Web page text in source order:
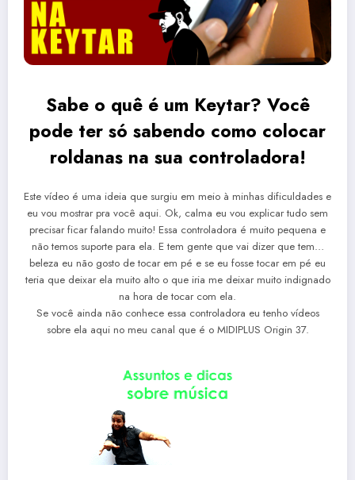
Sabe o quê é um Keytar? Você
pode ter só sabendo como colocar
roldanas na sua controladora!
Este vídeo é uma ideia que surgiu em meio à minhas dificuldades e
eu vou mostrar pra você aqui. Ok, calma eu vou explicar tudo sem
precisar ficar falando muito! Essa controladora é muito pequena e
não temos suporte para ela. E tem gente que vai dizer que tem…
beleza eu não gosto de tocar em pé e se eu fosse tocar em pé eu
teria que deixar ela muito alto o que iria me deixar muito indignado
na hora de tocar com ela.
Se você ainda não conhece essa controladora eu tenho vídeos
sobre ela aqui no meu canal que é o MIDIPLUS Origin 37.